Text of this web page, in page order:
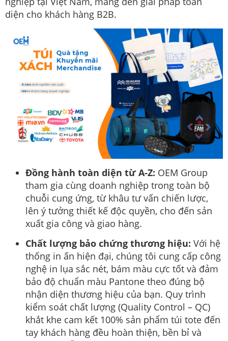
diện cho khách hàng B2B.
Đồng hành toàn diện từ A-Z: OEM Group
tham gia cùng doanh nghiệp trong toàn bộ
chuỗi cung ứng, từ khâu tư vấn chiến lược,
lên ý tưởng thiết kế độc quyền, cho đến sản
xuất gia công và giao hàng.
Chất lượng bảo chứng thương hiệu: Với hệ
thống in ấn hiện đại, chúng tôi cung cấp công
nghệ in lụa sắc nét, bám màu cực tốt và đảm
bảo độ chuẩn màu Pantone theo đúng bộ
nhận diện thương hiệu của bạn. Quy trình
kiểm soát chất lượng (Quality Control – QC)
khắt khe cam kết 100% sản phẩm túi tote đến
tay khách hàng đều hoàn thiện, bền bỉ và